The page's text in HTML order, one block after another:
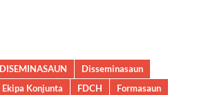
DISEMINASAUN
Disseminasaun
Ekipa Konjunta FDCH
Formasaun